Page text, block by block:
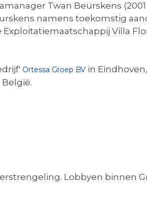
Twan Beurskens
namens toekomstig
Villa
Ortessa Groep BV in
Lobbyen binnen